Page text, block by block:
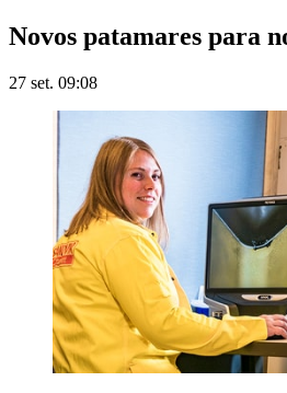
Novos patamares para
27 set. 09:08